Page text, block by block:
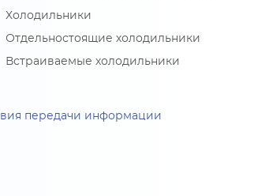
Холодильники
Отдельностоящие холодильники
Встраиваемые холодильники
передачи информации